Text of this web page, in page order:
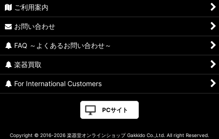
ご利用案内
お問い合わせ
FAQ ～よくあるお問い合わせ～
楽器買取
For International Customers
PCサイト
Copyright © 2016-2026 楽器堂オンラインショップ Gakkido Co.,Ltd. All right Reserved.